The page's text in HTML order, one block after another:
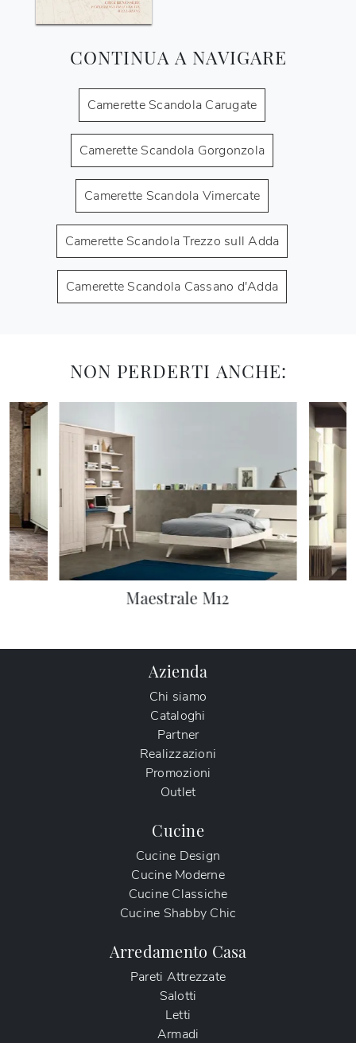
CONTINUA A NAVIGARE
Camerette Scandola Carugate
Camerette Scandola Gorgonzola
Camerette Scandola Vimercate
Camerette Scandola Trezzo sull Adda
Camerette Scandola Cassano d'Adda
NON PERDERTI ANCHE:
Maestrale M12
Azienda
Chi siamo
Cataloghi
Partner
Realizzazioni
Promozioni
Outlet
Cucine
Cucine Design
Cucine Moderne
Cucine Classiche
Cucine Shabby Chic
Arredamento Casa
Pareti Attrezzate
Salotti
Letti
Armadi